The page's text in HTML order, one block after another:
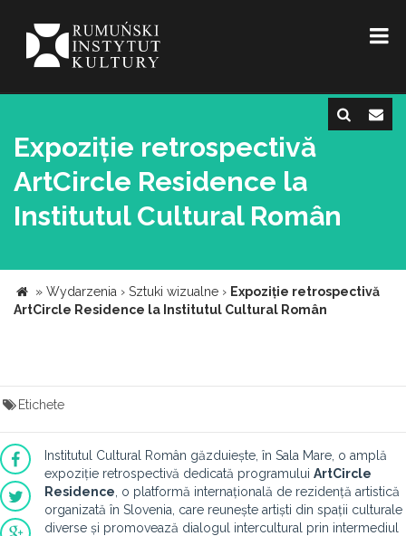
Expoziție retrospectivă
ArtCircle Residence la
Institutul Cultural Român
» Wydarzenia › Sztuki wizualne › Expoziție retrospectivă
ArtCircle Residence la Institutul Cultural Român
Etichete
Institutul Cultural Român găzduiește, în Sala Mare, o amplă
expoziție retrospectivă dedicată programului ArtCircle
Residence , o platformă internațională de rezidență artistică
organizată în Slovenia, care reunește artiști din spații culturale
diverse și promovează dialogul intercultural prin intermediul